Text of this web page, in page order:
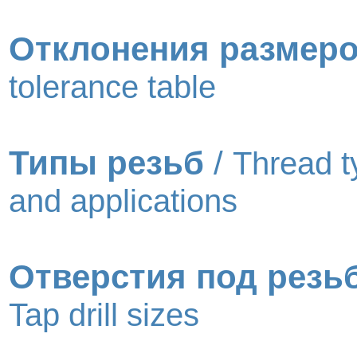
Отклонения
tolerance table
Типы резьб / Thread
and applications
Отверстия под
Tap drill sizes